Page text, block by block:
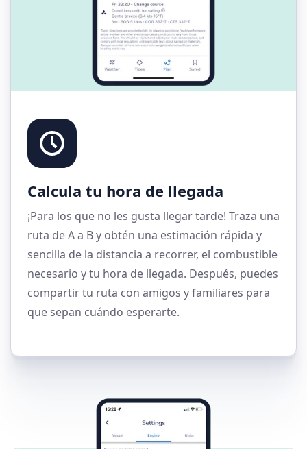
Calcula tu hora de llegada
¡Para los que no les gusta llegar tarde! Traza una
ruta de A a B y obtén una estimación rápida y
sencilla de la distancia a recorrer, el combustible
necesario y tu hora de llegada. Después, puedes
compartir tu ruta con amigos y familiares para
que sepan cuándo esperarte.